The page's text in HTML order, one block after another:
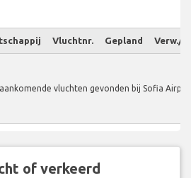
Vluchtnr. Gepland Verw./
vluchten gevonden bij Sofia
of verkeerd